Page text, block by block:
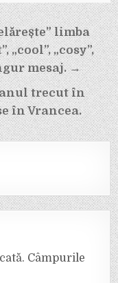
limba
„cool”, „cosy”,
mesaj. →
trecut în
în Vrancea.
Câmpurile